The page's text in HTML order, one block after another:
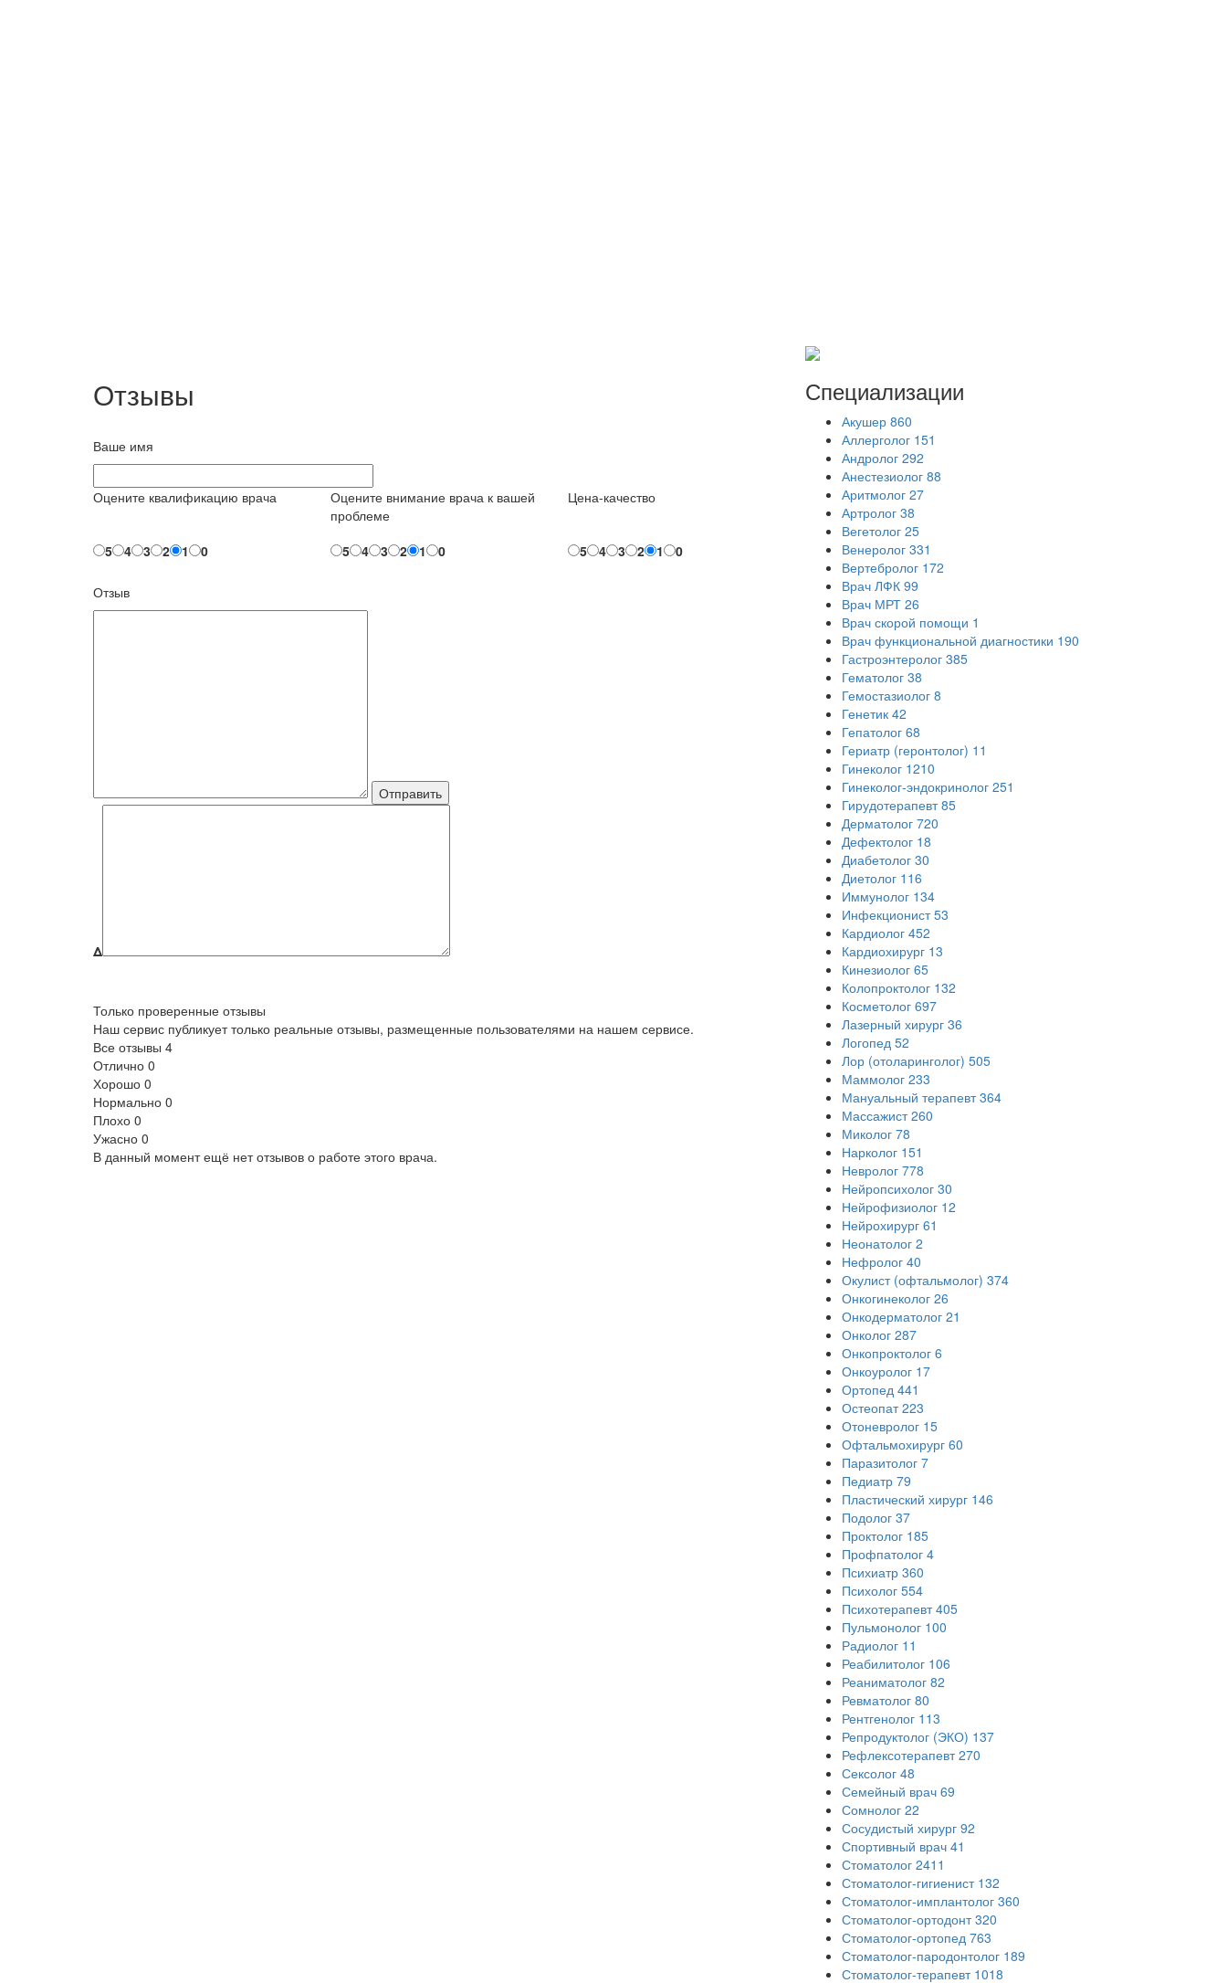
Отзывы
Ваше имя
Оцените квалификацию врача
5 4 3 2 1 0
Оцените внимание врача к вашей
проблеме
5
4 3 2 1 0
Цена-качество
5 4 3 2 1 0
Отзыв
Δ
Только проверенные отзывы
Наш сервис публикует только реальные отзывы, размещенные пользователями на нашем сервисе.
Все отзывы 4
Отлично 0
Хорошо 0
Нормально 0
Плохо 0
Ужасно 0
В данный момент ещё нет отзывов о работе этого врача.
Специализации
Акушер 860
Аллерголог 151
Андролог 292
Анестезиолог 88
Аритмолог 27
Артролог 38
Вегетолог 25
Венеролог 331
Вертебролог 172
Врач ЛФК 99
Врач МРТ 26
Врач скорой помощи 1
Врач функциональной диагностики 190
Гастроэнтеролог 385
Гематолог 38
Гемостазиолог 8
Генетик 42
Гепатолог 68
Гериатр (геронтолог) 11
Гинеколог 1210
Гинеколог-эндокринолог 251
Гирудотерапевт 85
Дерматолог 720
Дефектолог 18
Диабетолог 30
Диетолог 116
Иммунолог 134
Инфекционист 53
Кардиолог 452
Кардиохирург 13
Кинезиолог 65
Колопроктолог 132
Косметолог 697
Лазерный хирург 36
Логопед 52
Лор (отоларинголог) 505
Маммолог 233
Мануальный терапевт 364
Массажист 260
Миколог 78
Нарколог 151
Невролог 778
Нейропсихолог 30
Нейрофизиолог 12
Нейрохирург 61
Неонатолог 2
Нефролог 40
Окулист (офтальмолог) 374
Онкогинеколог 26
Онкодерматолог 21
Онколог 287
Онкопроктолог 6
Онкоуролог 17
Ортопед 441
Остеопат 223
Отоневролог 15
Офтальмохирург 60
Паразитолог 7
Педиатр 79
Пластический хирург 146
Подолог 37
Проктолог 185
Профпатолог 4
Психиатр 360
Психолог 554
Психотерапевт 405
Пульмонолог 100
Радиолог 11
Реабилитолог 106
Реаниматолог 82
Ревматолог 80
Рентгенолог 113
Репродуктолог (ЭКО) 137
Рефлексотерапевт 270
Сексолог 48
Семейный врач 69
Сомнолог 22
Сосудистый хирург 92
Спортивный врач 41
Стоматолог 2411
Стоматолог-гигиенист 132
Стоматолог-имплантолог 360
Стоматолог-ортодонт 320
Стоматолог-ортопед 763
Стоматолог-пародонтолог 189
Стоматолог-терапевт 1018